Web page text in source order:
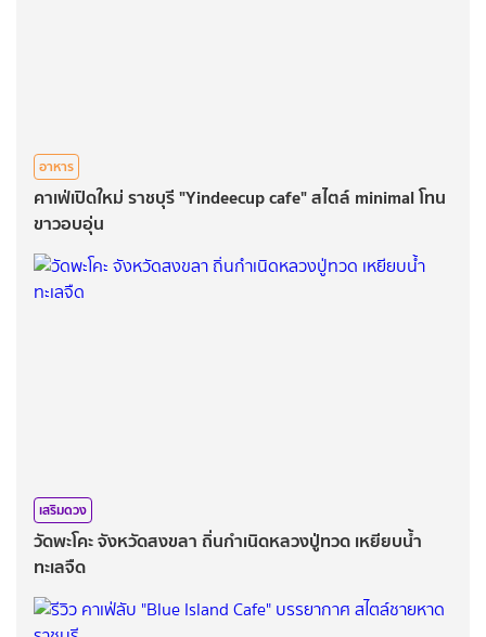
อาหาร
คาเฟ่เปิดใหม่ ราชบุรี "Yindeecup cafe" สไตล์ minimal โทน
ขาวอบอุ่น
เสริมดวง
วัดพะโคะ จังหวัดสงขลา ถิ่นกำเนิดหลวงปู่ทวด เหยียบน้ำ
ทะเลจืด